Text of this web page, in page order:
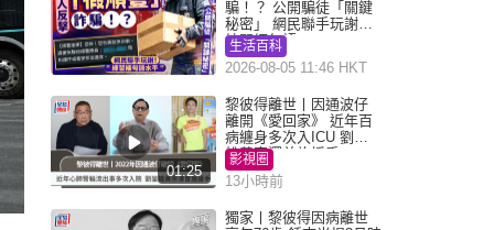
騙！？ 公開騙徒「關鍵
秘密」 網民聯手玩謝：
練習緬甸語
生活百科
2026-08-05 11:46 HKT
01:25
黎彼得離世丨因通波仔
離開《愛回家》 近年百
病纏身多次入ICU 劉鑾
雄黃宗澤曾施援手
影視圈
13小時前
獨家丨黎彼得因病離世